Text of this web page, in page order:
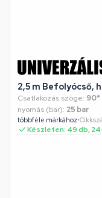
2,5 m Befolyócső,
Csatlakozás szöge: 90°
nyomás (bar): 25 bar
többféle márkához•
Készleten: 49 db,